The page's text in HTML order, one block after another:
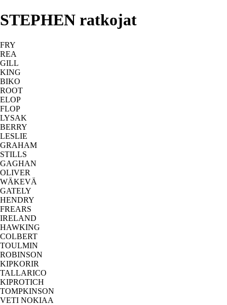
STEPHEN ratkojat
FRY
REA
GILL
KING
BIKO
ROOT
ELOP
FLOP
LYSAK
BERRY
LESLIE
GRAHAM
STILLS
GAGHAN
OLIVER
WÄKEVÄ
GATELY
HENDRY
FREARS
IRELAND
HAWKING
COLBERT
TOULMIN
ROBINSON
KIPKORIR
TALLARICO
KIPROTICH
TOMPKINSON
VETI NOKIAA